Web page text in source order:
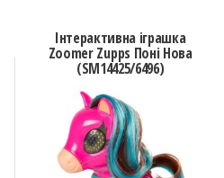
Інтерактивна іграшка
Zoomer Zupps Поні Нова
(SM14425/6496)